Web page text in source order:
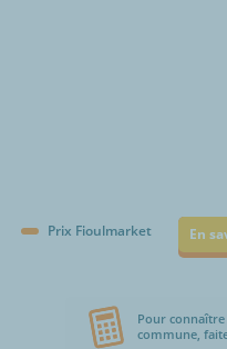
Prix Fioulmarket En
Pour
commune,